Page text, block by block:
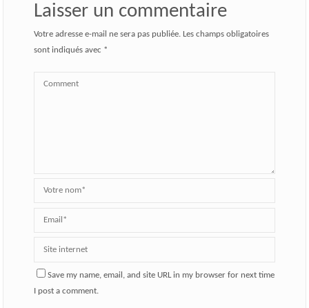
Laisser un commentaire
Votre adresse e-mail ne sera pas publiée. Les champs obligatoires
sont indiqués avec *
Save my name, email, and site URL in my browser for next time
I post a comment.